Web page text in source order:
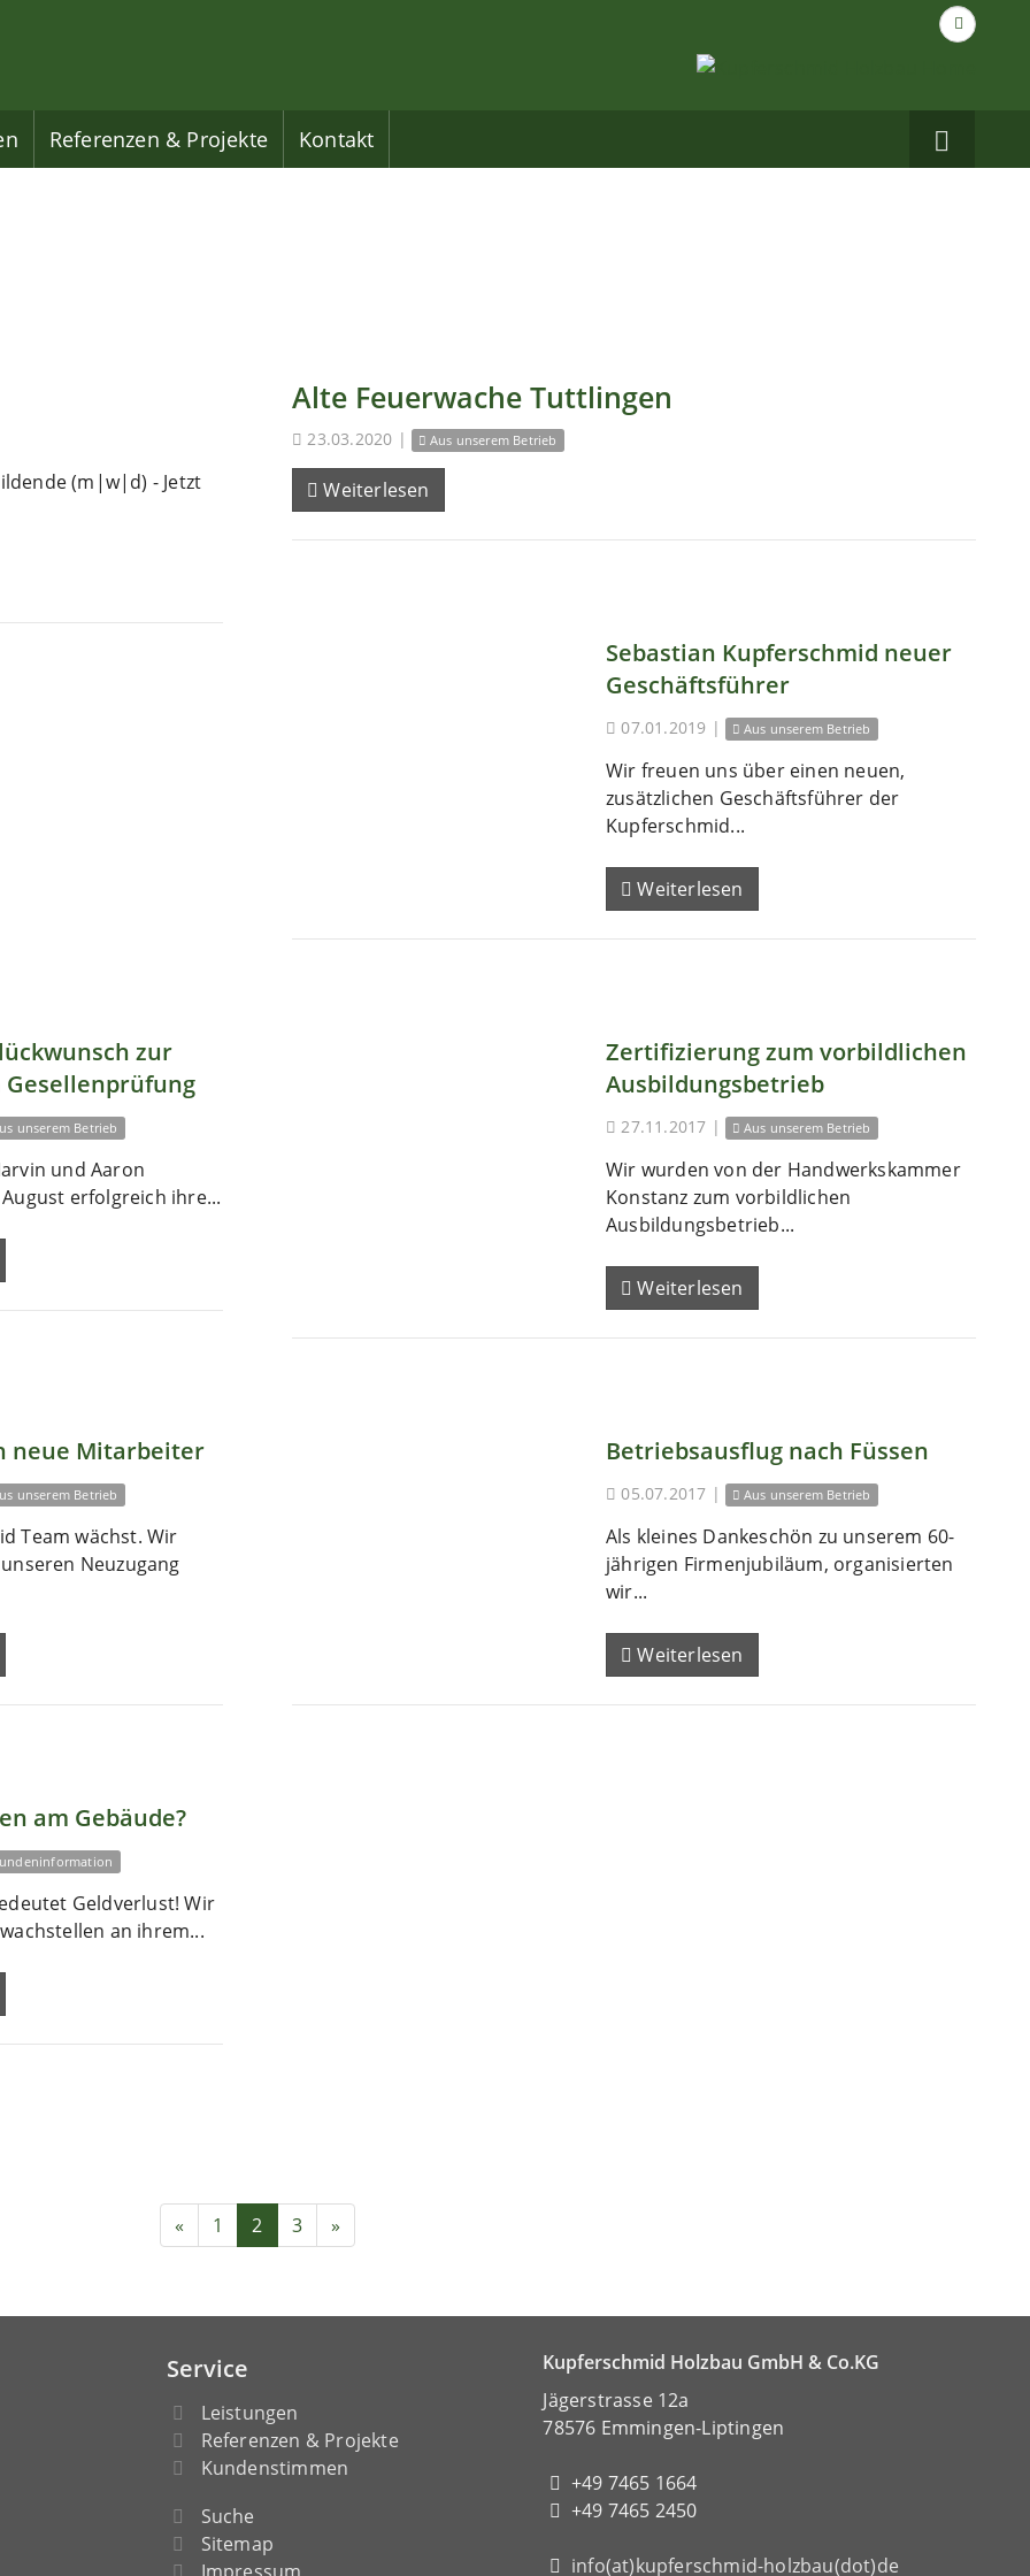
Suche
nach...
Referenzen & Projekte Kontakt
auf
(m|w|d) - Jetzt
Alte Feuerwache Tuttlingen
23.03.2020 | Aus unserem Betrieb
Weiterlesen
Sebastian Kupferschmid neuer
Geschäftsführer
07.01.2019 | Aus unserem Betrieb
Wir freuen uns über einen neuen,
zusätzlichen Geschäftsführer der
Kupferschmid...
Weiterlesen
zur
unserem Betrieb
und Aaron
erfolgreich ihre...
Zertifizierung zum vorbildlichen
Ausbildungsbetrieb
27.11.2017 | Aus unserem Betrieb
Wir wurden von der Handwerkskammer
Konstanz zum vorbildlichen
Ausbildungsbetrieb...
Weiterlesen
neue Mitarbeiter
unserem Betrieb
Team wächst. Wir
Neuzugang
Betriebsausflug nach Füssen
05.07.2017 | Aus unserem Betrieb
Als kleines Dankeschön zu unserem 60-
jährigen Firmenjubiläum, organisierten
wir...
Weiterlesen
am Gebäude?
Geldverlust! Wir
an ihrem...
« 1 2 3 »
Service
Leistungen
Referenzen & Projekte
Kundenstimmen
Suche
Sitemap
Kupferschmid Holzbau GmbH & Co.KG
Jägerstrasse 12a
78576 Emmingen-Liptingen
+49 7465 1664
+49 7465 2450
info(at)kupferschmid-holzbau(dot)de